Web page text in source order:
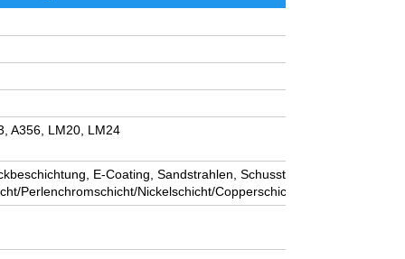
A356, LM20, LM24
E-Coating, Sandstrahlen, Schusstrahlen, Anodieren
Perlenchromschicht/Nickelschicht/Copperschicht